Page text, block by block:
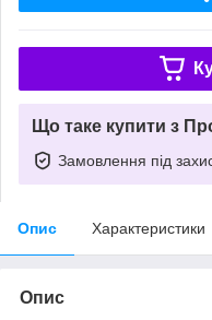
Що таке купити з
Замовлення під
Опис Характеристики
Опис